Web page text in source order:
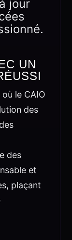
jour
UN
où le CAIO
des
des
et
plaçant